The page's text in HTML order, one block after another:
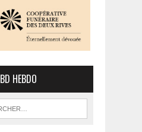
BD HEBDO